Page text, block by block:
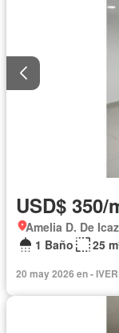
USD$ 350/
Amelia D. De
1 Baño
25
20 may 2026 en -